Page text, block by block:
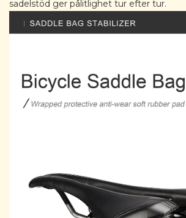
sadelstöd ger pålitlighet tur efter tur.